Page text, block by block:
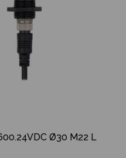
MESAN MS 9600.24VDC Ø30 M22 LED Indikatör GX12 Konnektör RGY Siyah Gövde